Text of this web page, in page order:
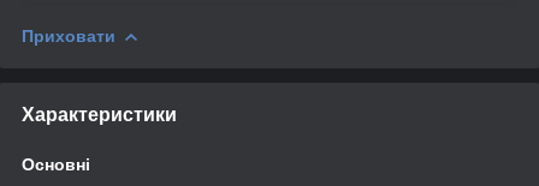
Приховати
Характеристики
Основні